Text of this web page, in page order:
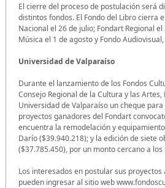
El cierre del proceso de postulación será
distintos fondos. El Fondo del Libro cierra
Nacional el 26 de julio; Fondart Regional
Música el 1 de agosto y Fondo
Universidad de Valparaíso
Durante el lanzamiento de los Fondos
Consejo Regional de la Cultura y las
Universidad de Valparaíso un cheque
proyectos ganadores del Fondart
encuentra la remodelación y
Darío ($39.940.218); y la edición de siete
($37.785.450), por un monto cercano a
Los interesados en postular sus proyectos
pueden ingresar al sitio web